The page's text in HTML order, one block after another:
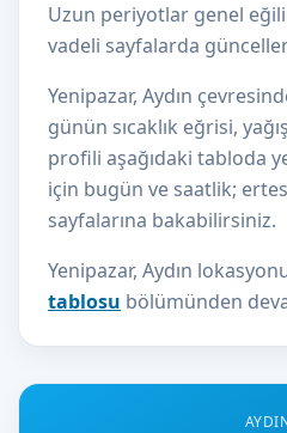
Uzun periyotlar genel
vadeli sayfalarda
Yenipazar, Aydın
günün sıcaklık eğrisi,
profili aşağıdaki tabloda
için bugün ve saatlik;
sayfalarına bakabilirsiniz.
Yenipazar, Aydın
tablosu bölümünden